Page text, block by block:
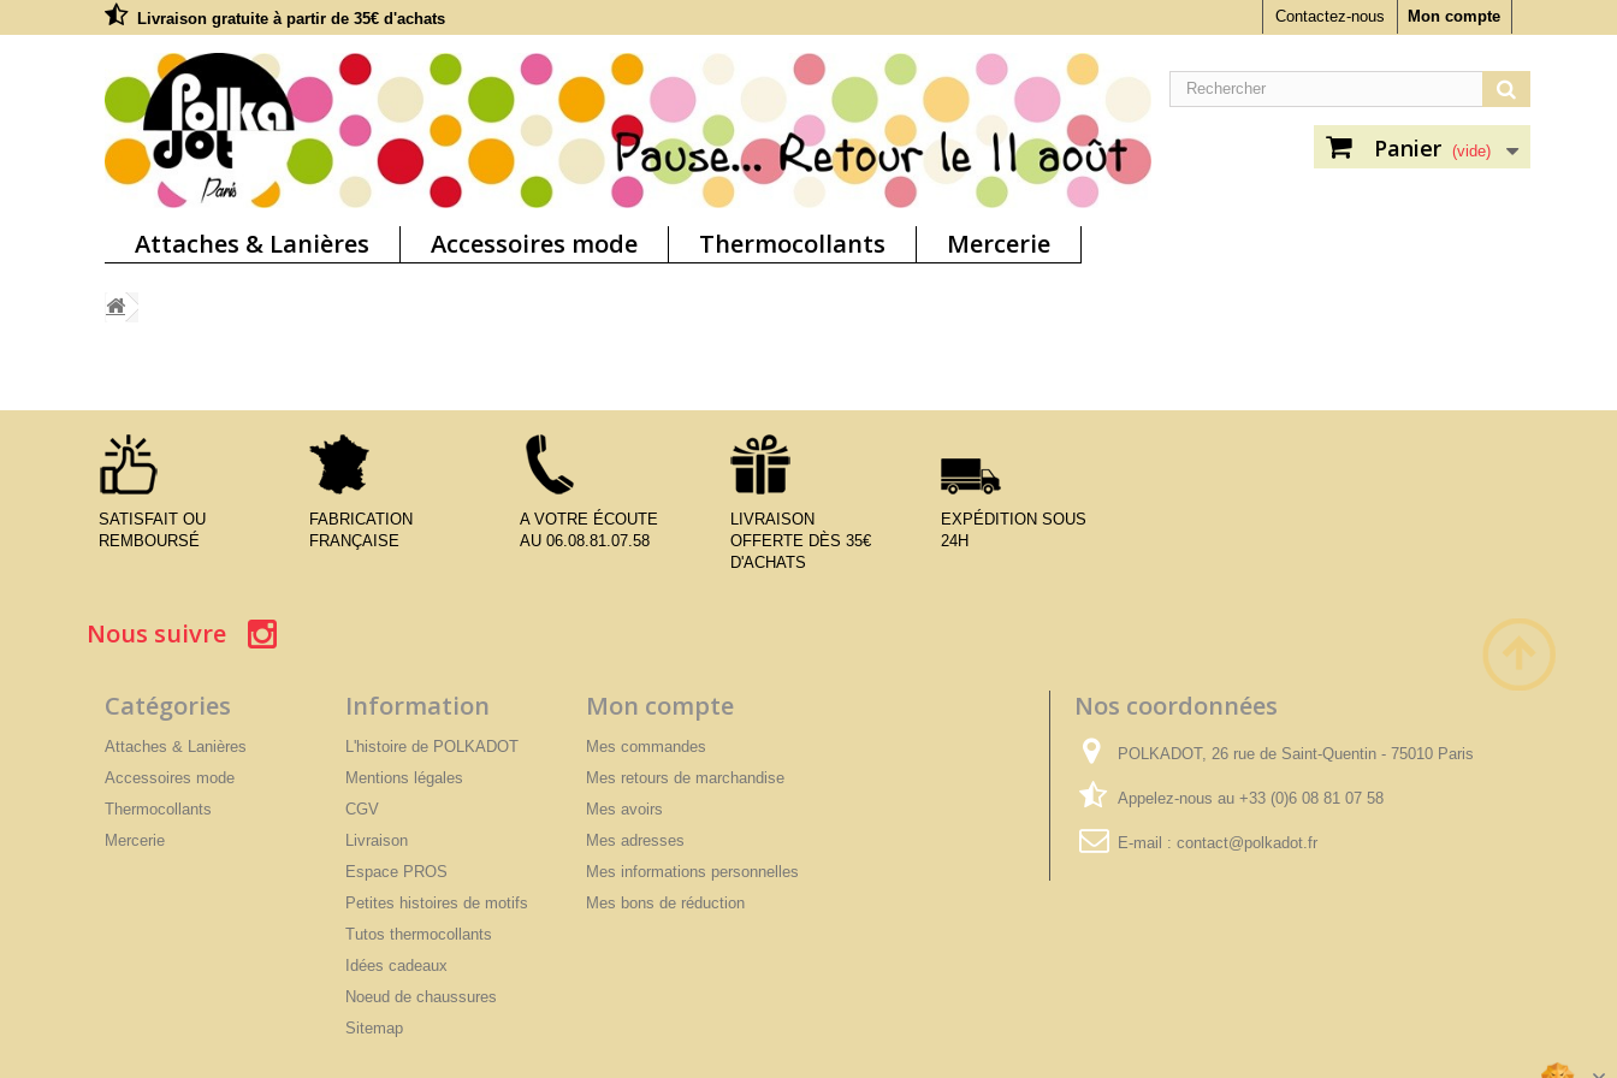
Mon compte
Contactez-nous
Livraison gratuite à partir de 35€ d'achats
Panier (vide)
Attaches & Lanières Accessoires mode Thermocollants Mercerie
SATISFAIT OU
REMBOURSÉ
FABRICATION
FRANÇAISE
A VOTRE ÉCOUTE
AU 06.08.81.07.58
LIVRAISON
OFFERTE DÈS 35€
D'ACHATS
EXPÉDITION SOUS
24H
Nous suivre
Catégories
Attaches & Lanières
Accessoires mode
Thermocollants
Mercerie
Information
L'histoire de POLKADOT
Mentions légales
CGV
Livraison
Espace PROS
Petites histoires de motifs
Tutos thermocollants
Idées cadeaux
Noeud de chaussures
Sitemap
Mon compte
Mes commandes
Mes retours de marchandise
Mes avoirs
Mes adresses
Mes informations personnelles
Mes bons de réduction
Nos coordonnées
POLKADOT, 26 rue de Saint-Quentin - 75010 Paris
Appelez-nous au +33 (0)6 08 81 07 58
E-mail : contact@polkadot.fr